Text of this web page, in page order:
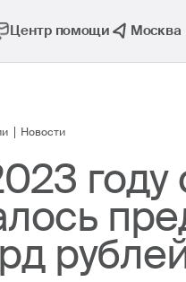
Центр помощи Москва
Новости
году